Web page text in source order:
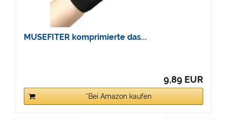
MUSEFITER komprimierte das...
9,89 EUR
*Bei Amazon kaufen